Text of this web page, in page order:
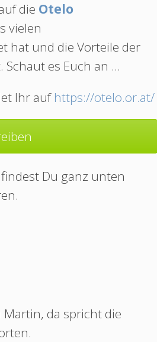
die Otelo
vielen
hat und die Vorteile der
es Euch an ...
Ihr auf https://otelo.or.at/
Du ganz unten
da spricht die